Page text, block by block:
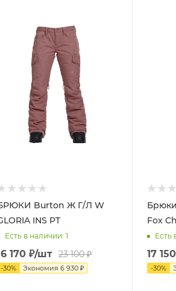
Burton Ж Г/Л W
INS PT
Есть в наличии: 1
170 ₽/шт 23 100₽
-30% Экономия6 930 ₽
Fox
Есть
17 150
-30%